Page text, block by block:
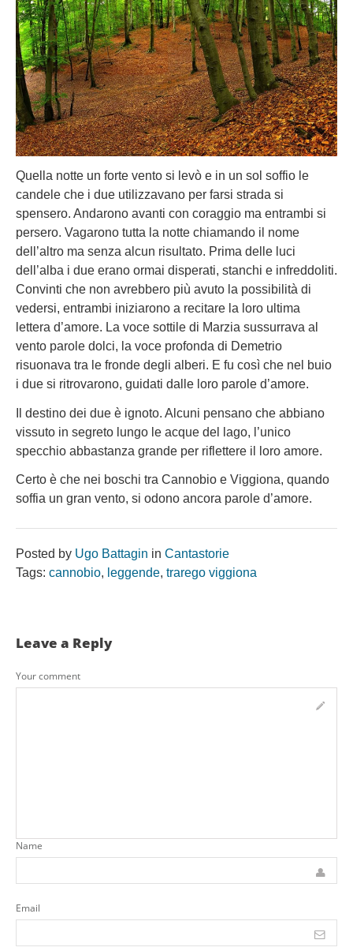
Quella notte un forte vento si levò e in un sol soffio le
candele che i due utilizzavano per farsi strada si
spensero. Andarono avanti con coraggio ma entrambi si
persero. Vagarono tutta la notte chiamando il nome
dell’altro ma senza alcun risultato. Prima delle luci
dell’alba i due erano ormai disperati, stanchi e infreddoliti.
Convinti che non avrebbero più avuto la possibilità di
vedersi, entrambi iniziarono a recitare la loro ultima
lettera d’amore. La voce sottile di Marzia sussurrava al
vento parole dolci, la voce profonda di Demetrio
risuonava tra le fronde degli alberi. E fu così che nel buio
i due si ritrovarono, guidati dalle loro parole d’amore.
Il destino dei due è ignoto. Alcuni pensano che abbiano
vissuto in segreto lungo le acque del lago, l’unico
specchio abbastanza grande per riflettere il loro amore.
Certo è che nei boschi tra Cannobio e Viggiona, quando
soffia un gran vento, si odono ancora parole d’amore.
Posted by Ugo Battagin in Cantastorie
Tags: cannobio, leggende, trarego viggiona
Leave a Reply
Your comment
Name
Email